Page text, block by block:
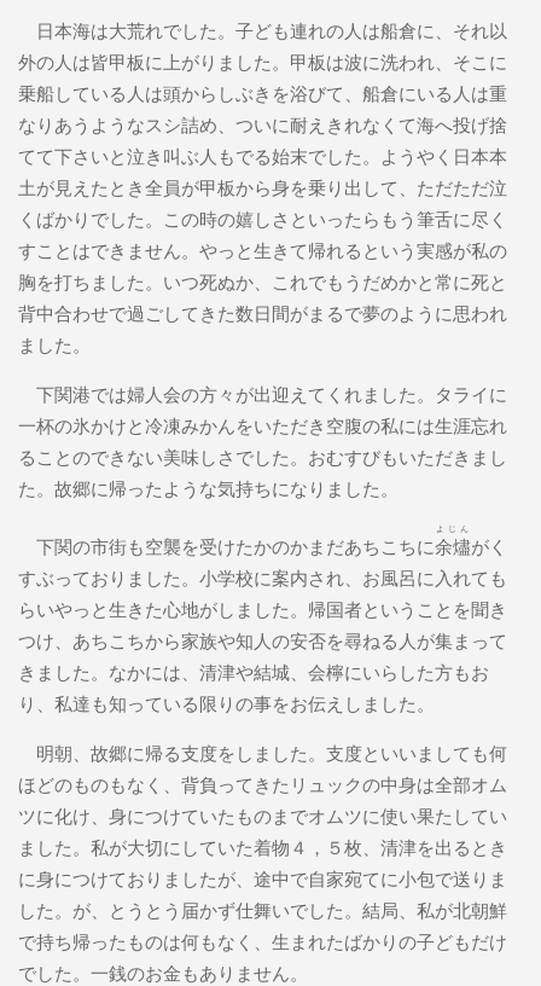
日本海は大荒れでした。子ども連れの人は船倉に、それ以
外の人は皆甲板に上がりました。甲板は波に洗われ、そこに
乗船している人は頭からしぶきを浴びて、船倉にいる人は重
なりあうようなスシ詰め、ついに耐えきれなくて海へ投げ捨
てて下さいと泣き叫ぶ人もでる始末でした。ようやく日本本
土が見えたとき全員が甲板から身を乗り出して、ただただ泣
くばかりでした。この時の嬉しさといったらもう筆舌に尽く
すことはできません。やっと生きて帰れるという実感が私の
胸を打ちました。いつ死ぬか、これでもうだめかと常に死と
背中合わせで過ごしてきた数日間がまるで夢のように思われ
ました。
下関港では婦人会の方々が出迎えてくれました。タライに
一杯の氷かけと冷凍みかんをいただき空腹の私には生涯忘れ
ることのできない美味しさでした。おむすびもいただきまし
た。故郷に帰ったような気持ちになりました。
下関の市街も空襲を受けたかのかまだあちこちに余燼
よじん
がく
すぶっておりました。小学校に案内され、お風呂に入れても
らいやっと生きた心地がしました。帰国者ということを聞き
つけ、あちこちから家族や知人の安否を尋ねる人が集まって
きました。なかには、清津や結城、会檸にいらした方もお
り、私達も知っている限りの事をお伝えしました。
明朝、故郷に帰る支度をしました。支度といいましても何
ほどのものもなく、背負ってきたリュックの中身は全部オム
ツに化け、身につけていたものまでオムツに使い果たしてい
ました。私が大切にしていた着物４，５枚、清津を出るとき
に身につけておりましたが、途中で自家宛てに小包で送りま
した。が、とうとう届かず仕舞いでした。結局、私が北朝鮮
で持ち帰ったものは何もなく、生まれたばかりの子どもだけ
でした。一銭のお金もありません。